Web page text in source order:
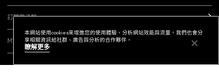
訂閱電子報
MY M·A·C / 登入
本網站使用cookies來增進您的使用體驗、分析網站效能與流量，我們也會分
享相關資訊給社群、廣告與分析的合作夥伴。
瞭解更多